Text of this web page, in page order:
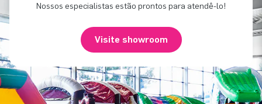
Nossos especialistas estão prontos para atendê-lo!
Visite showroom